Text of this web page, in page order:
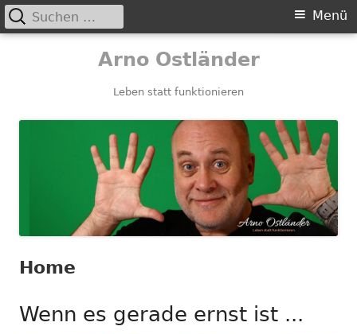
Arno Ostländer
Leben statt funktionieren
Primäres
Menü
Suchen
nach:
Home
Wenn es gerade ernst ist ...